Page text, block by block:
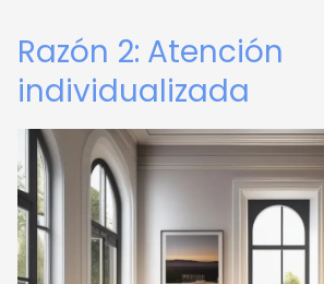
Razón 2: Atención
individualizada